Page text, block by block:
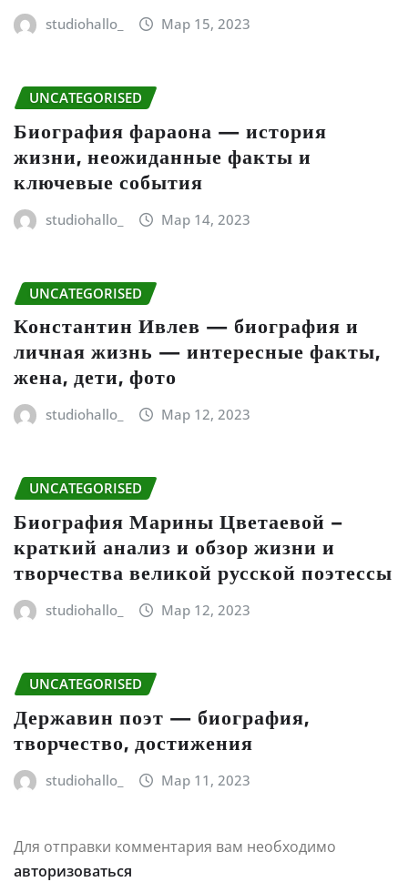
studiohallo_ Мар 15, 2023
UNCATEGORISED
Биография фараона — история
жизни, неожиданные факты и
ключевые события
studiohallo_ Мар 14, 2023
UNCATEGORISED
Константин Ивлев — биография и
личная жизнь — интересные факты,
жена, дети, фото
studiohallo_ Мар 12, 2023
UNCATEGORISED
Биография Марины Цветаевой –
краткий анализ и обзор жизни и
творчества великой русской поэтессы
studiohallo_ Мар 12, 2023
UNCATEGORISED
Державин поэт — биография,
творчество, достижения
studiohallo_ Мар 11, 2023
Для отправки комментария вам необходимо
авторизоваться